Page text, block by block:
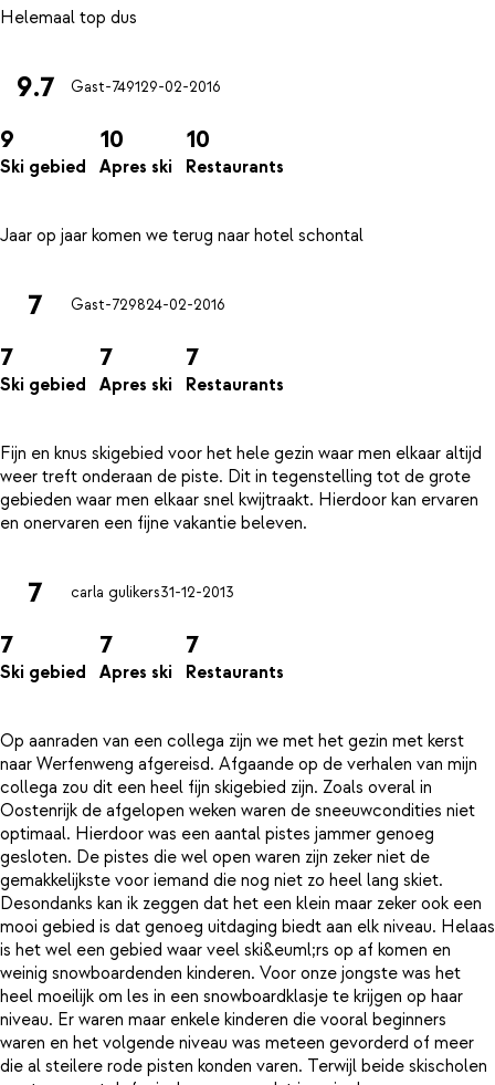
9.7 Gast-749129-02-2016
9
Ski gebied
10
Apres ski
10
Restaurants
7 Gast-729824-02-2016
7
Ski gebied
7
Apres ski
7
Restaurants
Fijn en knus skigebied voor het hele gezin waar men elkaar altijd
weer treft onderaan de piste. Dit in tegenstelling tot de grote
gebieden waar men elkaar snel kwijtraakt. Hierdoor kan ervaren
7 carla gulikers31-12-2013
7
Ski gebied
7
Apres ski
7
Restaurants
Op aanraden van een collega zijn we met het gezin met kerst
naar Werfenweng afgereisd. Afgaande op de verhalen van mijn
collega zou dit een heel fijn skigebied zijn. Zoals overal in
Oostenrijk de afgelopen weken waren de sneeuwcondities niet
optimaal. Hierdoor was een aantal pistes jammer genoeg
gesloten. De pistes die wel open waren zijn zeker niet de
gemakkelijkste voor iemand die nog niet zo heel lang skiet.
Desondanks kan ik zeggen dat het een klein maar zeker ook een
mooi gebied is dat genoeg uitdaging biedt aan elk niveau. Helaas
is het wel een gebied waar veel ski&euml;rs op af komen en
weinig snowboardenden kinderen. Voor onze jongste was het
heel moeilijk om les in een snowboardklasje te krijgen op haar
niveau. Er waren maar enkele kinderen die vooral beginners
waren en het volgende niveau was meteen gevorderd of meer
die al steilere rode pisten konden varen. Terwijl beide skischolen